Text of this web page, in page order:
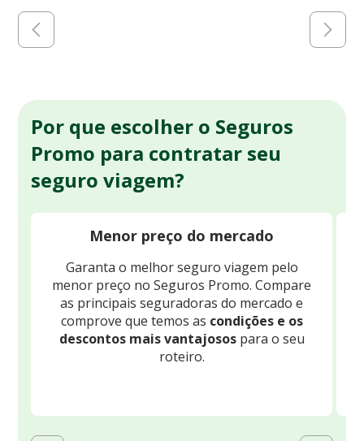
Por que escolher o Seguros
Promo para contratar seu
seguro viagem?
Menor preço do mercado
Garanta o melhor seguro viagem pelo
menor preço no Seguros Promo. Compare
as principais seguradoras do mercado e
comprove que temos as condições e os
descontos mais vantajosospara o seu
roteiro.